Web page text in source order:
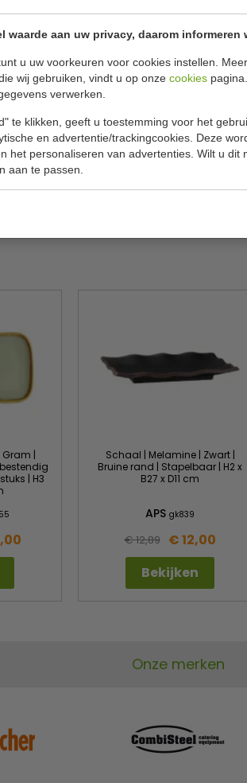
waarde aan uw privacy, daarom
u uw voorkeuren voor cookies instellen.
wij gebruiken, vindt u op onze cookies
verwerken.
te klikken, geeft u toestemming voor het
en advertentie/trackingcookies. Deze
het personaliseren van advertenties. Wilt u dit
aan te passen.
elegante uitstraling.
|
| H3
Schaal | Melamine | Zwart |
Bruine rand | Stapelbaar | H2 x
B27 x D11 cm
APS gk839
€ 12,89
€ 12,00
Bekijken
Onze merken